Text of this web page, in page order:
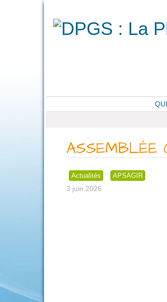
ASSEMBLÉE
Actualités APSAGIR
3 juin 2026